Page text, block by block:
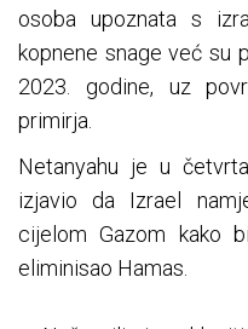
osoba upoznata s
kopnene snage već su
2023. godine, uz
primirja.
Netanyahu je u
izjavio da Izrael
cijelom Gazom kako
eliminisao Hamas.